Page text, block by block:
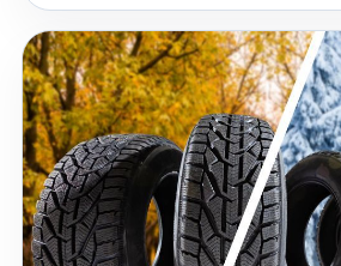
Ивиците на гумите са само за
и са част от системата за
да избегнат грешки по време на
дистрибуцията. Те също така
специалистите в гумените фабрики
различни характеристики на
други параметри. Символите,
варират в зависимост от
могат да бъдат подредени по
означава, че един и същ модел гума